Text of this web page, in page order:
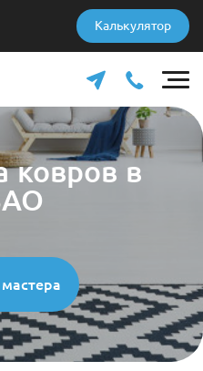
Калькулятор
ковров в